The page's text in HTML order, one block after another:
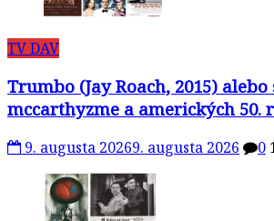
TV DAV
Trumbo (Jay Roach, 2015)
mccarthyzme a amerických 50.
9. augusta 20269. augusta 2026 0